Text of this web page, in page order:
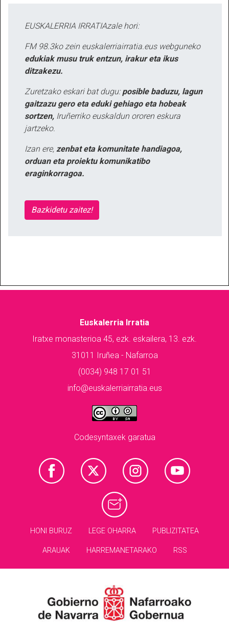
EUSKALERRIA IRRATIAzale hori:
FM 98.3ko zein euskalerriairratia.eus webguneko
edukiak musu truk entzun, irakur eta ikus
ditzakezu.
Zuretzako eskari bat dugu: posible baduzu, lagun
gaitzazu gero eta eduki gehiago eta hobeak
sortzen, Iruñerriko euskaldun ororen eskura
jartzeko.
Izan ere, zenbat eta komunitate handiagoa,
orduan eta proiektu komunikatibo
eraginkorragoa.
Bazkidetu zaitez!
Euskalerria Irratia
Iratxe monasterioa 45, ezk. eskailera, 13. ezk.
31011 Iruñea - Nafarroa
(0034) 948 17 01 51
info@euskalerriairratia.eus
Codesyntaxek garatua
HONI BURUZ LEGE OHARRA PUBLIZITATEA
ARAUAK HARREMANETARAKO RSS